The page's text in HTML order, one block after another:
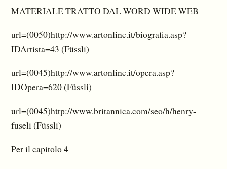
MATERIALE TRATTO DAL WORD WIDE WEB
url=(0050)http://www.artonline.it/biografia.asp?
IDArtista=43 (Füssli)
url=(0045)http://www.artonline.it/opera.asp?
IDOpera=620 (Füssli)
url=(0045)http://www.britannica.com/seo/h/henry-
fuseli (Füssli)
Per il capitolo 4